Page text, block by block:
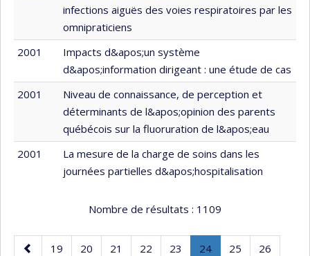
infections aiguës des voies respiratoires par les
omnipraticiens
2001
Impacts d&apos;un système
d&apos;information dirigeant : une étude de cas
2001
Niveau de connaissance, de perception et
déterminants de l&apos;opinion des parents
québécois sur la fluoruration de l&apos;eau
2001
La mesure de la charge de soins dans les
journées partielles d&apos;hospitalisation
Nombre de résultats : 1109
PagePage
19 Page
20 Page
21 Page
22 Page
23 Page
24.
Page
25 Page
26